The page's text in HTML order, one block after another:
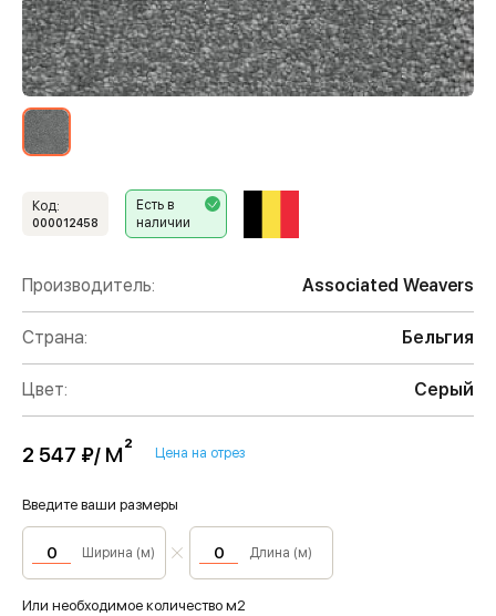
Код:
000012458
Есть в
наличии
Производитель: Associated Weavers
Страна: Бельгия
Цвет: Серый
2 547 ₽/ м² Цена на отрез
Введите ваши размеры
Ширина (м) Длина (м)
Или необходимое количество м2